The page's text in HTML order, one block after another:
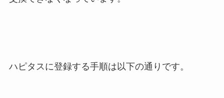
ハピタスに登録する手順は以下の通りです。